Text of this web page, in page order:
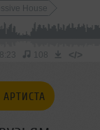
House
</>